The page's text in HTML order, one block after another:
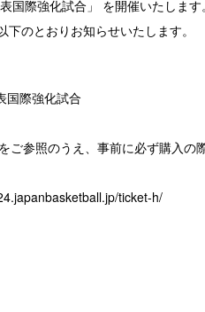
国際強化試合」 を開催いたします。
のとおりお知らせいたします。
国際強化試合
ご参照のうえ、事前に必ず購入の
ticket-h/